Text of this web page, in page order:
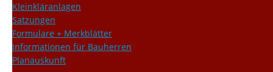
Kleinkläranlagen
Satzungen
Formulare + Merkblätter
Informationen für Bauherren
Planauskunft